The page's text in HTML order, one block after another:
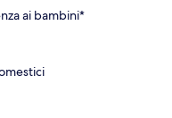
ai bambini*